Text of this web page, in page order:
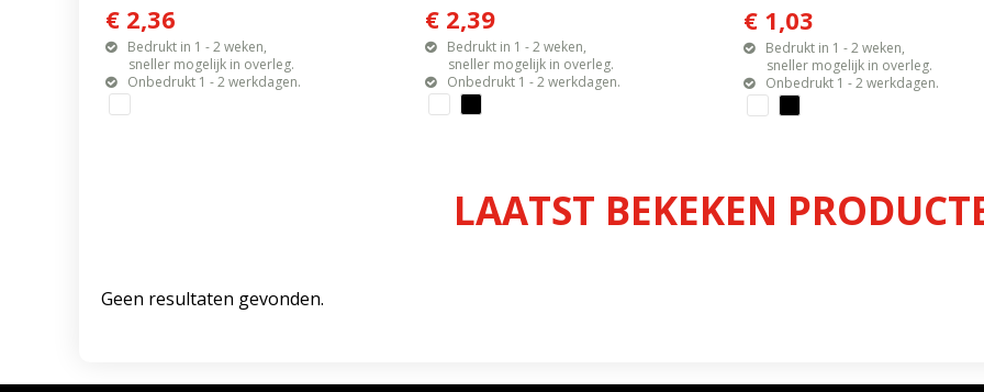
€ 2,36
Bedrukt in 1 - 2 weken,
sneller mogelijk in overleg.
Onbedrukt 1 - 2 werkdagen.
€ 2,39
Bedrukt in 1 - 2 weken,
sneller mogelijk in overleg.
Onbedrukt 1 - 2 werkdagen.
€ 1,03
Bedrukt in 1 - 2 weken,
sneller mogelijk in overleg.
Onbedrukt 1 - 2 werkdagen.
LAATST BEKEKEN
Geen resultaten gevonden.